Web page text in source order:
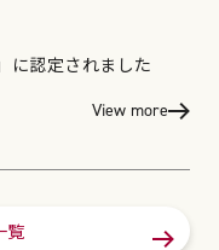
に認定されました
View more
覧